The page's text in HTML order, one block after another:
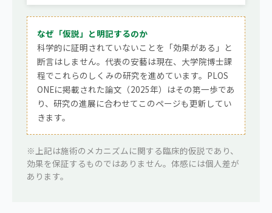
なぜ「仮説」と明記するのか
科学的に証明されていないことを「効果がある」と
断言はしません。代表の安藝は現在、大学院博士課
程でこれらのしくみの研究を進めています。PLOS
ONEに掲載された論文（2025年）はその第一歩であ
り、研究の進展に合わせてこのページも更新してい
きます。
※上記は施術のメカニズムに関する臨床的仮説であり、
効果を保証するものではありません。体感には個人差が
あります。